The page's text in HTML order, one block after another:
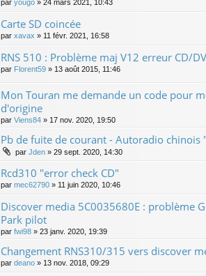
par yougo » 24 mars 2021, 10:43
Carte SD coincée
par xavax » 11 févr. 2021, 16:58
RNS 510 : Problème maj V12 erreur CD/
par Florent59 » 13 août 2015, 11:46
Mon Touran me demande un code pour
d'origine
par Viens84 » 17 nov. 2020, 19:50
Pb de fuite de courant - Autoradio chinois
par Jden » 29 sept. 2020, 14:30
Rcd310 "error check CD"
par mec62790 » 11 juin 2020, 10:46
Discover media 5C0035680E : problème
Park pilot
par fwi98 » 23 janv. 2020, 19:39
Changement RNS310/315 vers discover
par deano » 13 nov. 2018, 09:29